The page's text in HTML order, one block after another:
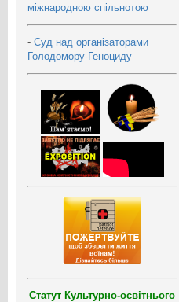
міжнародною спільнотою
- Суд над організаторами
Голодомору-Геноциду
Статут Культурно-освітнього